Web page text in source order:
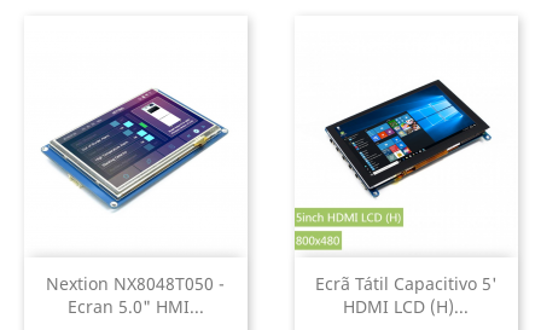
Nextion NX8048T050 -
Ecran 5.0" HMI...
Ecrã Tátil Capacitivo 5'
HDMI LCD (H)...